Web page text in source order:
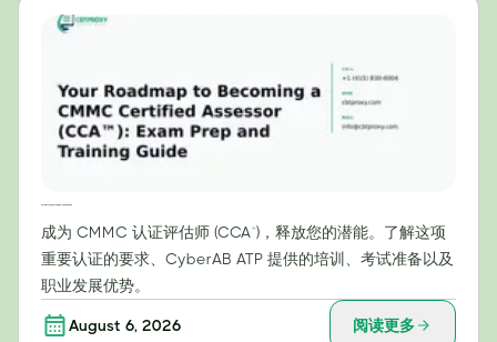
成为 CMMC 认证评估师 (CCA™)，释放您的潜能。了解这项
重要认证的要求、CyberAB ATP 提供的培训、考试准备以及
职业发展优势。
August 6, 2026 阅读更多